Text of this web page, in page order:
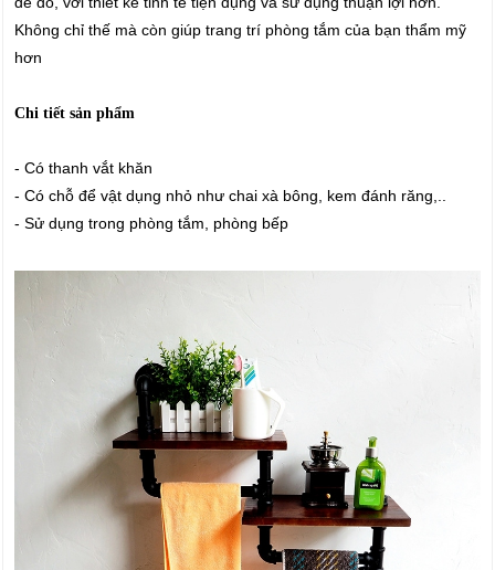
Không chỉ thế mà còn giúp trang trí phòng tắm của bạn thẩm mỹ
hơn
Chi tiết sản phẩm
- Có thanh vắt khăn
- Có chỗ để vật dụng nhỏ như chai xà bông, kem đánh răng,..
- Sử dụng trong phòng tắm, phòng bếp